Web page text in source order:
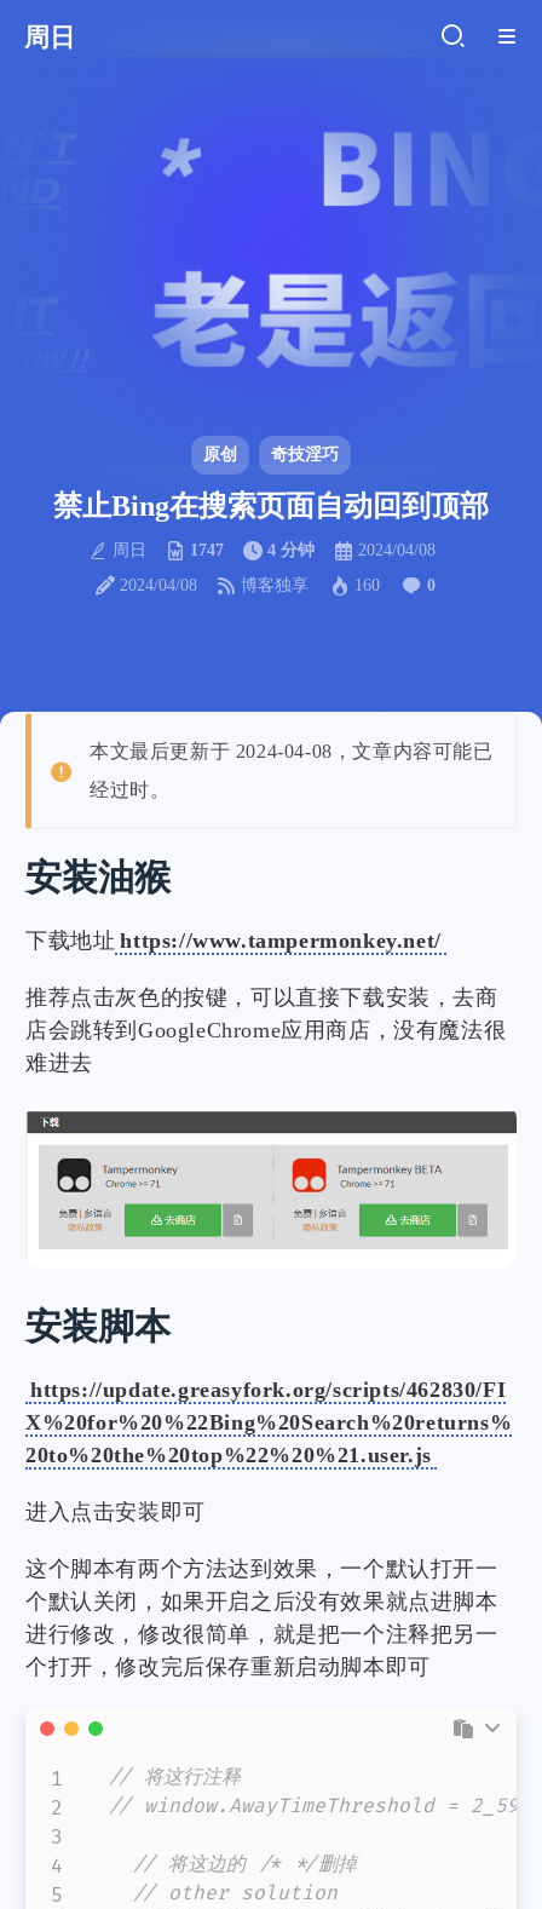
周日
原创 奇技淫巧
禁止Bing在搜索页面自动回到顶部
周日 1747 4 分钟
2024/04/08
2024/04/08
博客独享 160 0
本文最后更新于 2024-04-08，文章内容可能已
经过时。
安装油猴
下载地址 https://www.tampermonkey.net/
推荐点击灰色的按键，可以直接下载安装，去商
店会跳转到GoogleChrome应用商店，没有魔法很
难进去
安装脚本
https://update.greasyfork.org/scripts/462830/FI
X%20for%20%22Bing%20Search%20returns%
20to%20the%20top%22%20%21.user.js
进入点击安装即可
这个脚本有两个方法达到效果，一个默认打开一
个默认关闭，如果开启之后没有效果就点进脚本
进行修改，修改很简单，就是把一个注释把另一
个打开，修改完后保存重新启动脚本即可
// 将这行注释
// window.AwayTimeThreshold =
// 将这边的 /* */删掉
// other solution